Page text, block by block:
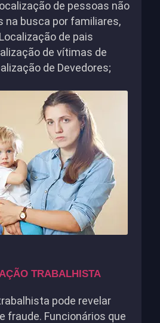
de pessoas não
na busca por familiares,
de pais
de vítimas de
de Devedores;
TRABALHISTA
pode revelar
fraude. Funcionários que